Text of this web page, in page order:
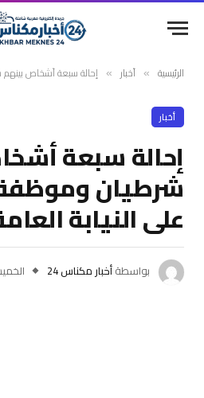
الرئيسية » أخبار » إحالة سبعة أشخاص بينهم
أخبار
إحالة سبعة
شرطيان
على النيابة
بواسطةأخبار مكناس 24 الخميس، 12